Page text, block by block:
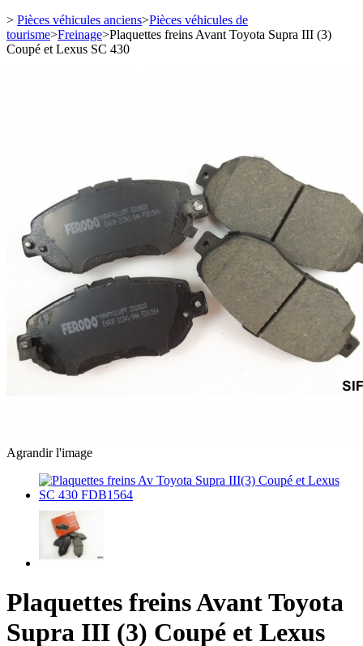
> Pièces véhicules anciens>Pièces véhicules de
tourisme>Freinage>Plaquettes freins Avant Toyota Supra III (3)
Coupé et Lexus SC 430
Agrandir l'image
Plaquettes freins Avant Toyota
Supra III (3) Coupé et Lexus